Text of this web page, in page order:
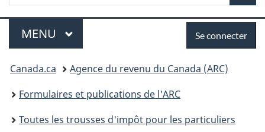
du
simplifiée
Menu
MENU PRINCIPAL
connecter
Se connecter
Vous
êtes
ici :
Canada.ca
Agence du revenu du Canada (ARC)
Formulaires et publications de l'ARC
Toutes les trousses d'impôt pour les particuliers